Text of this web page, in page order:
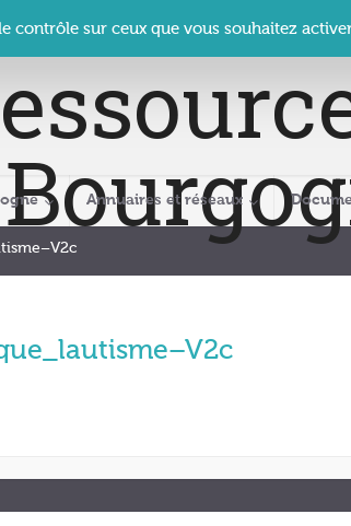
Clos des Présidents – 19-21 rue Coty – 21 000
Annuaires et réseaux
contrôle sur ceux que vous souhaitez